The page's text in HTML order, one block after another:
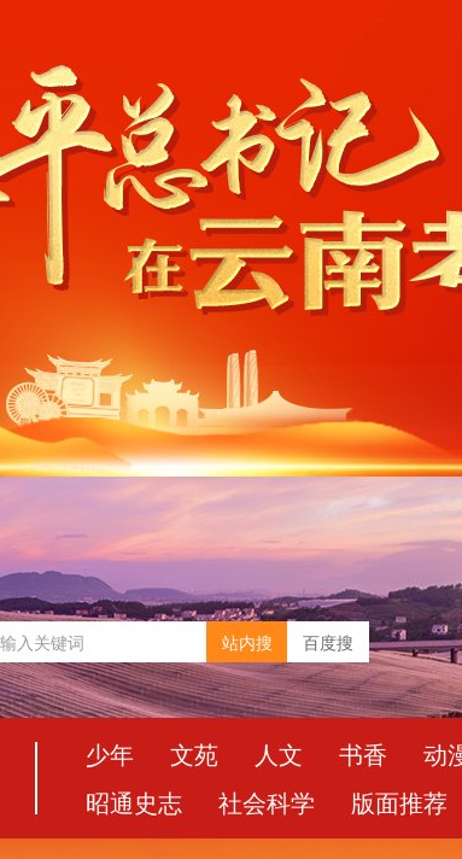
站内搜 百度搜
少年 文苑 人文 书香
动
昭通史志
社会科学 版面推荐